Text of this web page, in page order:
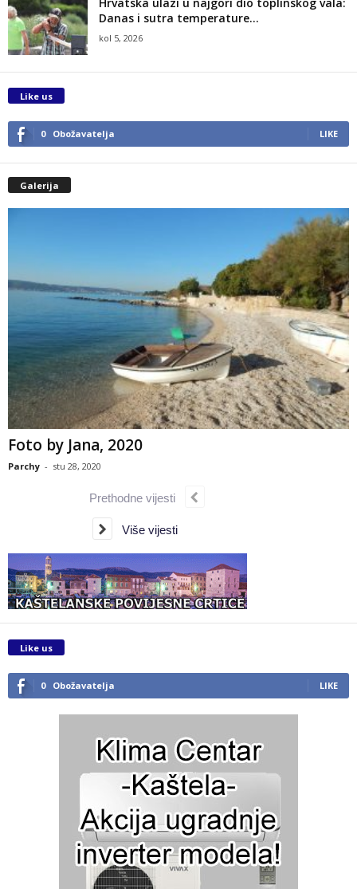
Danas i sutra temperature...
kol 5, 2026
Like us
0 Obožavatelja LIKE
Galerija
Foto by Jana, 2020
Parchy - stu 28, 2020
Prethodne vijesti
Više vijesti
Like us
0 Obožavatelja LIKE